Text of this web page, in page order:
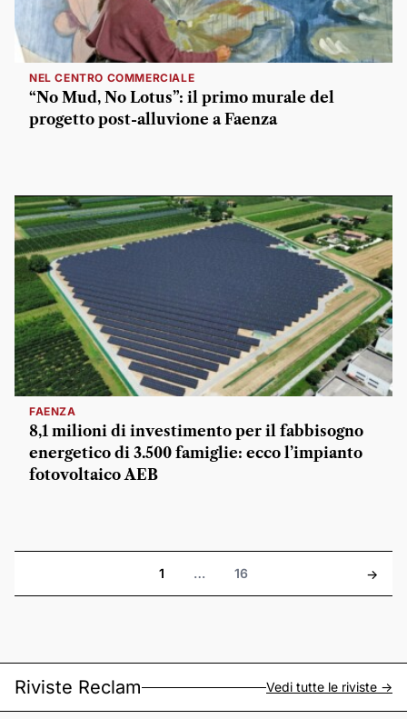
NEL CENTRO COMMERCIALE
“No Mud, No Lotus”: il primo murale del
progetto post-alluvione a Faenza
FAENZA
8,1 milioni di investimento per il fabbisogno
energetico di 3.500 famiglie: ecco l’impianto
fotovoltaico AEB
1 … 16 ->
Riviste Reclam Vedi tutte le riviste ->